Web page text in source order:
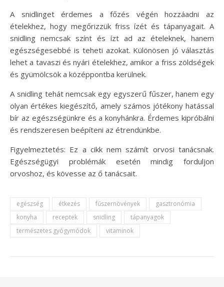
A snidlinget érdemes a főzés végén hozzáadni az
ételekhez, hogy megőrizzük friss ízét és tápanyagait. A
snidling nemcsak színt és ízt ad az ételeknek, hanem
egészségesebbé is teheti azokat. Különösen jó választás
lehet a tavaszi és nyári ételekhez, amikor a friss zöldségek
és gyümölcsök a középpontba kerülnek.
A snidling tehát nemcsak egy egyszerű fűszer, hanem egy
olyan értékes kiegészítő, amely számos jótékony hatással
bír az egészségünkre és a konyhánkra. Érdemes kipróbálni
és rendszeresen beépíteni az étrendünkbe.
Figyelmeztetés: Ez a cikk nem számít orvosi tanácsnak.
Egészségügyi problémák esetén mindig forduljon
orvoshoz, és kövesse az ő tanácsait.
egészség étkezés fűszernövények
gasztronómia
konyha
receptek snidling
tápanyagok
természetes gyógymódok
vitaminok